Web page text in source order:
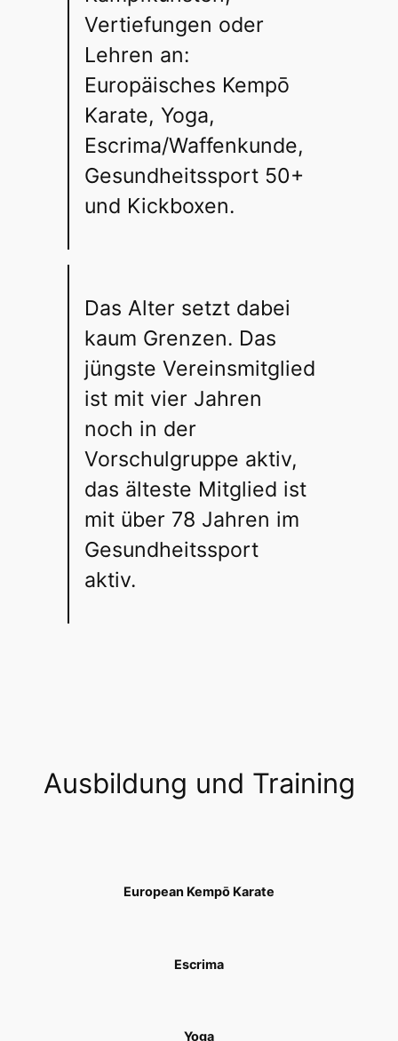
Vertiefungen oder
Lehren an:
Europäisches Kempō
Karate, Yoga,
Escrima/Waffenkunde,
Gesundheitssport 50+
und Kickboxen.
Das Alter setzt dabei
kaum Grenzen. Das
jüngste Vereinsmitglied
ist mit vier Jahren
noch in der
Vorschulgruppe aktiv,
das älteste Mitglied ist
mit über 78 Jahren im
Gesundheitssport
aktiv.
Ausbildung und Training
European Kempō Karate
Escrima
Yoga